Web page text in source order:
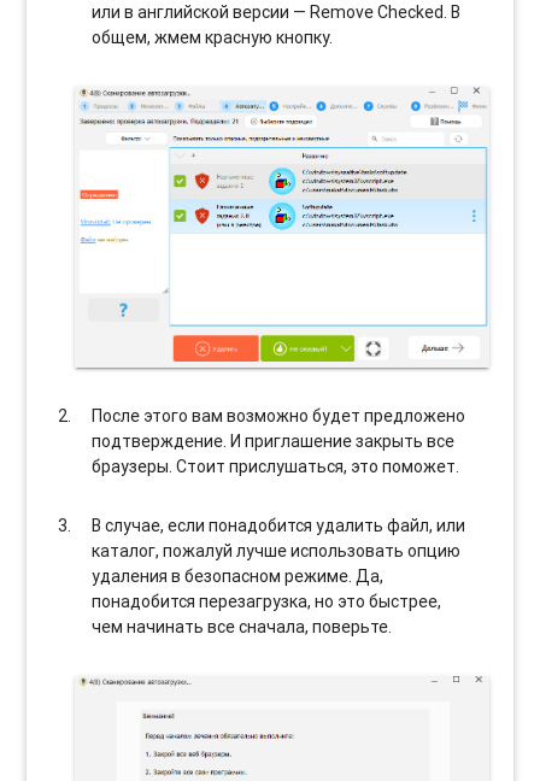
или в английской версии — Remove Checked. В
общем, жмем красную кнопку.
После этого вам возможно будет предложено
подтверждение. И приглашение закрыть все
браузеры. Стоит прислушаться, это поможет.
В случае, если понадобится удалить файл, или
каталог, пожалуй лучше использовать опцию
удаления в безопасном режиме. Да,
понадобится перезагрузка, но это быстрее,
чем начинать все сначала, поверьте.